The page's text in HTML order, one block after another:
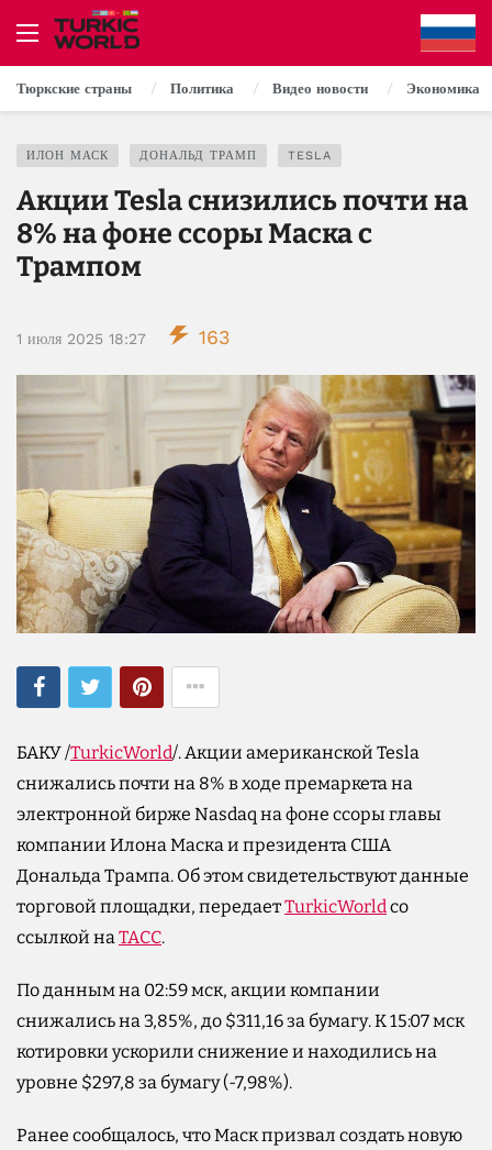
Тюркские страны Политика Видео новости Экономика
ИЛОН МАСК ДОНАЛЬД ТРАМП TESLA
Акции Tesla снизились почти на
8% на фоне ссоры Маска с
Трампом
1 июля 2025 18:27 163
БАКУ /TurkicWorld/. Акции американской Tesla
снижались почти на 8% в ходе премаркета на
электронной бирже Nasdaq на фоне ссоры главы
компании Илона Маска и президента США
Дональда Трампа. Об этом свидетельствуют данные
торговой площадки, передаетTurkicWorldсо
ссылкой наТАСС.
По данным на 02:59 мск, акции компании
снижались на 3,85%, до $311,16 за бумагу. К 15:07 мск
котировки ускорили снижение и находились на
уровне $297,8 за бумагу (-7,98%).
Ранее сообщалось, что Маск призвал создать новую